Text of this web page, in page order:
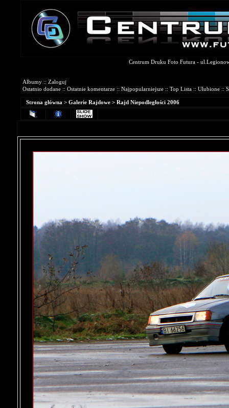
Centrum Druku Foto Futura -
Albumy :: Zaloguj
Ostatnio dodane :: Ostatnie komentarze :: Najpopularniejsze :: Top Lista :: Ulubione ::
Strona główna > Galerie Rajdowe > Rajd Niepodległości 2006